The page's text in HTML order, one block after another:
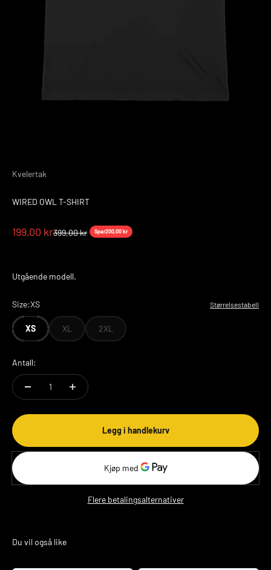
Kvelertak
WIRED OWL T-SHIRT
Salgspris
199,00 krNormalpris
399,00 kr Spar200,00 kr
Utgående modell.
Size:XS Størrelsestabell
XS XL 2XL
Antall:
Legg i handlekurv
Flere betalingsalternativer